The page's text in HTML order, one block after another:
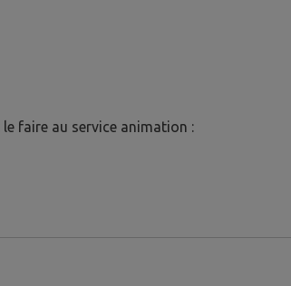
le faire au service animation :